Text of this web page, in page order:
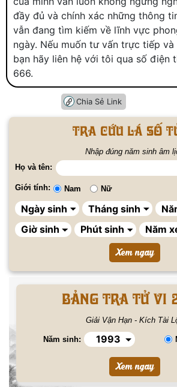
đầy đủ và chính xác những thông
vẫn đang tìm kiếm về lĩnh vực
ngày. Nếu muốn tư vấn trực tiếp và
bạn hãy liên hệ với tôi qua số điện
666.
Chia Sẻ Link
Tra cứu lá số
Nhập đúng năm sinh âm
Họ và tên:
Giới tính: Nam Nữ
BẢNG TRA TỬ VI
Giải Vận Hạn - Kích Tài
Năm sinh: